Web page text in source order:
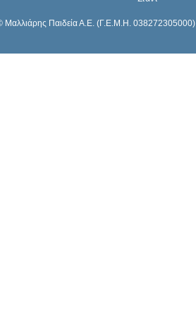
Μαλλιάρης Παιδεία Α.Ε. (Γ.Ε.Μ.Η. 038272305000)